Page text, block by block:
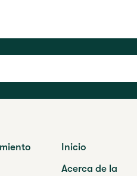
Inicio
Acerca de la